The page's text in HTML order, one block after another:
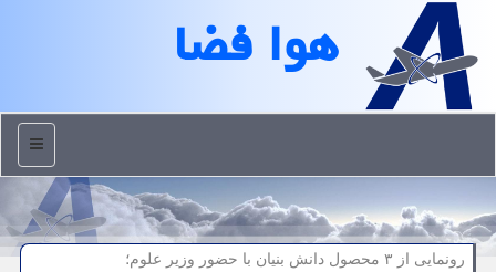
هوا فضا
منو
رونمایی از ۳ محصول دانش بنیان با حضور وزیر علوم؛